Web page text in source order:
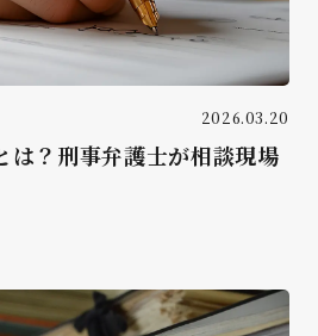
2026.03.20
は？刑事弁護士が相談現場